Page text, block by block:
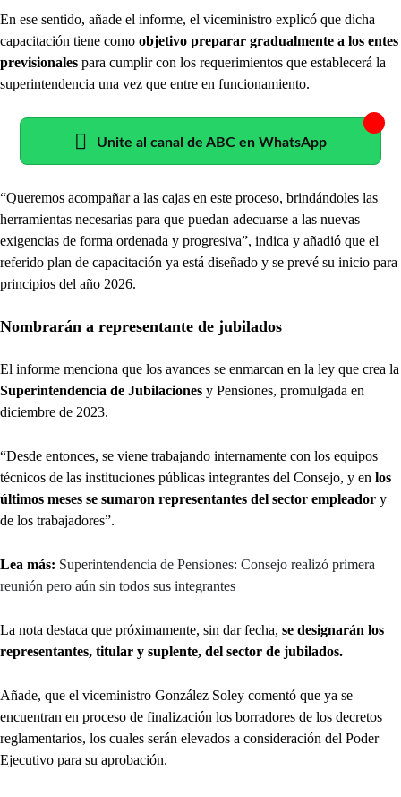
En ese sentido, añade el informe, el viceministro explicó que dicha
capacitación tiene como objetivo preparar gradualmente a los entes
previsionales para cumplir con los requerimientos que establecerá la
superintendencia una vez que entre en funcionamiento.
Unite al canal de ABC en WhatsApp
“Queremos acompañar a las cajas en este proceso, brindándoles las
herramientas necesarias para que puedan adecuarse a las nuevas
exigencias de forma ordenada y progresiva”, indica y añadió que el
referido plan de capacitación ya está diseñado y se prevé su inicio para
principios del año 2026.
Nombrarán a representante de jubilados
El informe menciona que los avances se enmarcan en la ley que crea la
Superintendencia de Jubilaciones y Pensiones, promulgada en
diciembre de 2023.
“Desde entonces, se viene trabajando internamente con los equipos
técnicos de las instituciones públicas integrantes del Consejo, y en los
últimos meses se sumaron representantes del sector empleador y
de los trabajadores”.
Lea más: Superintendencia de Pensiones: Consejo realizó primera
reunión pero aún sin todos sus integrantes
La nota destaca que próximamente, sin dar fecha, se designarán los
representantes, titular y suplente, del sector de jubilados.
Añade, que el viceministro González Soley comentó que ya se
encuentran en proceso de finalización los borradores de los decretos
reglamentarios, los cuales serán elevados a consideración del Poder
Ejecutivo para su aprobación.